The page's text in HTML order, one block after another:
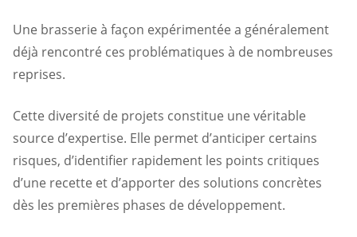
Une brasserie à façon expérimentée a généralement
déjà rencontré ces problématiques à de nombreuses
reprises.
Cette diversité de projets constitue une véritable
source d’expertise. Elle permet d’anticiper certains
risques, d’identifier rapidement les points critiques
d’une recette et d’apporter des solutions concrètes
dès les premières phases de développement.